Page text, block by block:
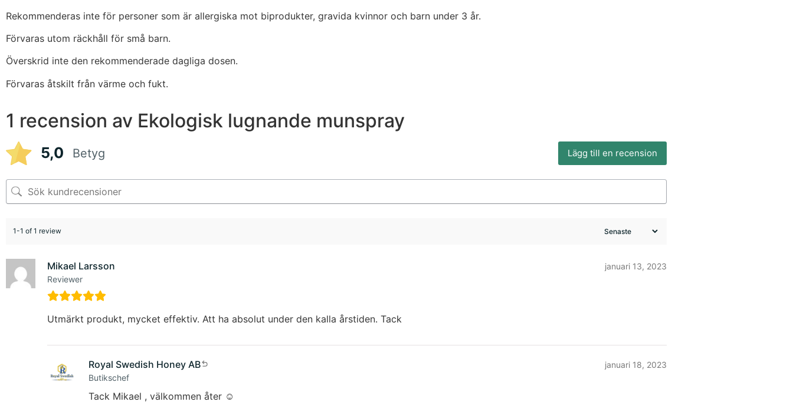
Rekommenderas inte för personer som är allergiska mot biprodukter, gravida kvinnor och barn under 3 år.
Förvaras utom räckhåll för små barn.
Överskrid inte den rekommenderade dagliga dosen.
Förvaras åtskilt från värme och fukt.
1 recension av Ekologisk lugnande munspray
5,0 Betyg Lägg till en recension
1-1 of 1 review
Mikael Larsson
Reviewer
januari 13, 2023
Utmärkt produkt, mycket effektiv. Att ha absolut under den kalla årstiden. Tack
Royal Swedish Honey AB
Butikschef
januari 18, 2023
Tack Mikael , välkommen åter ☺️